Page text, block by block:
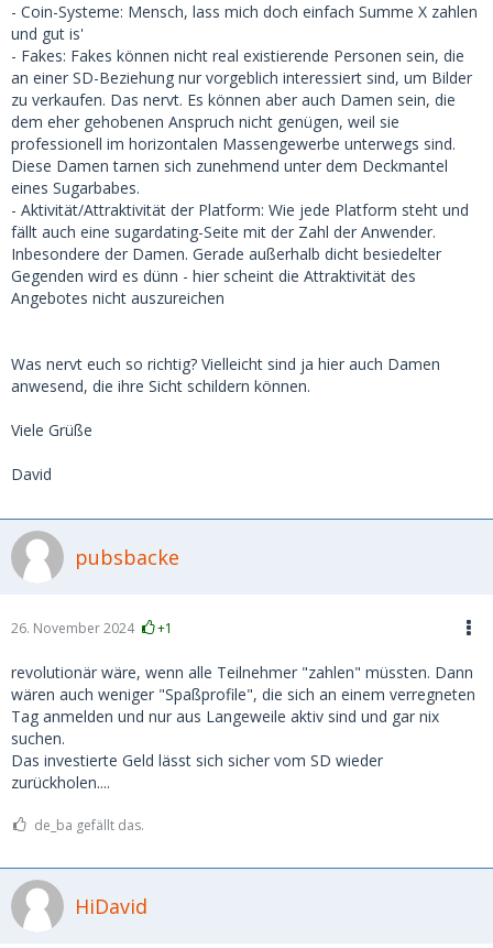
- Coin-Systeme: Mensch, lass mich doch einfach Summe X zahlen
und gut is'
- Fakes: Fakes können nicht real existierende Personen sein, die
an einer SD-Beziehung nur vorgeblich interessiert sind, um Bilder
zu verkaufen. Das nervt. Es können aber auch Damen sein, die
dem eher gehobenen Anspruch nicht genügen, weil sie
professionell im horizontalen Massengewerbe unterwegs sind.
Diese Damen tarnen sich zunehmend unter dem Deckmantel
eines Sugarbabes.
- Aktivität/Attraktivität der Platform: Wie jede Platform steht und
fällt auch eine sugardating-Seite mit der Zahl der Anwender.
Inbesondere der Damen. Gerade außerhalb dicht besiedelter
Gegenden wird es dünn - hier scheint die Attraktivität des
Angebotes nicht auszureichen
Was nervt euch so richtig? Vielleicht sind ja hier auch Damen
anwesend, die ihre Sicht schildern können.
Viele Grüße
David
pubsbacke
26. November 2024 +1
revolutionär wäre, wenn alle Teilnehmer "zahlen" müssten. Dann
wären auch weniger "Spaßprofile", die sich an einem verregneten
Tag anmelden und nur aus Langeweile aktiv sind und gar nix
suchen.
Das investierte Geld lässt sich sicher vom SD wieder
zurückholen....
de_ba gefällt das.
HiDavid